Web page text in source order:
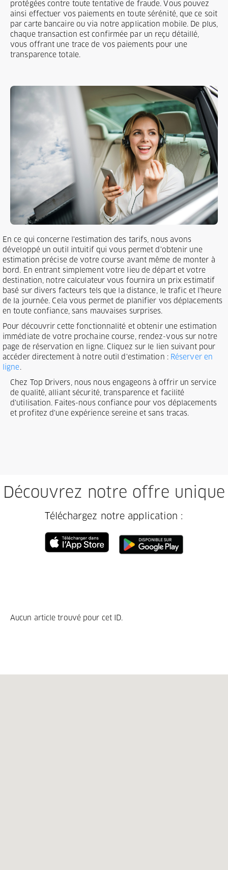
protégées contre toute tentative de fraude. Vous pouvez
ainsi effectuer vos paiements en toute sérénité, que ce soit
par carte bancaire ou via notre application mobile. De plus,
chaque transaction est confirmée par un reçu détaillé,
vous offrant une trace de vos paiements pour une
transparence totale.
En ce qui concerne l'estimation des tarifs, nous avons
développé un outil intuitif qui vous permet d'obtenir une
estimation précise de votre course avant même de monter à
bord. En entrant simplement votre lieu de départ et votre
destination, notre calculateur vous fournira un prix estimatif
basé sur divers facteurs tels que la distance, le trafic et l'heure
de la journée. Cela vous permet de planifier vos déplacements
en toute confiance, sans mauvaises surprises.
Pour découvrir cette fonctionnalité et obtenir une estimation
immédiate de votre prochaine course, rendez-vous sur notre
page de réservation en ligne. Cliquez sur le lien suivant pour
accéder directement à notre outil d'estimation : Réserver en
ligne.
Chez Top Drivers, nous nous engageons à offrir un service
de qualité, alliant sécurité, transparence et facilité
d'utilisation. Faites-nous confiance pour vos déplacements
et profitez d'une expérience sereine et sans tracas.
Découvrez notre offre unique
Téléchargez notre application :
Aucun article trouvé pour cet ID.